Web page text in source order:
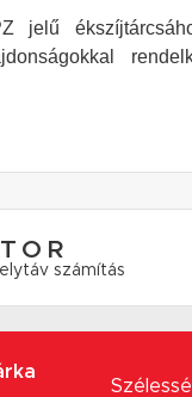
jelű
számítás